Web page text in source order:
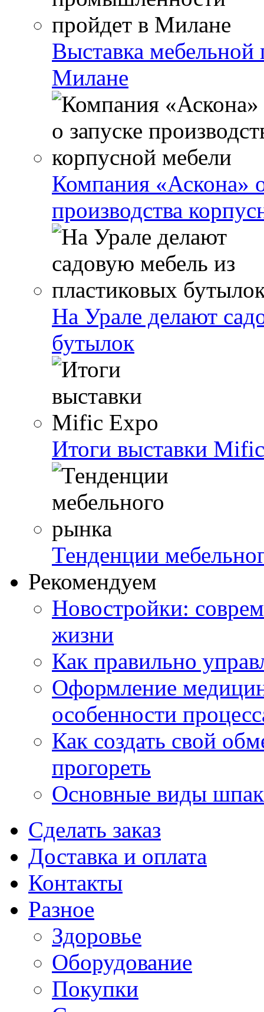
Выставка
Милане
Компания «Аскона»
производства
На Урале делают
бутылок
Итоги выставки
Тенденции
Рекомендуем
Новостройки:
жизни
Как правильно
Оформление
особенности
Как создать свой
прогореть
Основные виды
Сделать заказ
Доставка и оплата
Контакты
Разное
Здоровье
Оборудование
Покупки